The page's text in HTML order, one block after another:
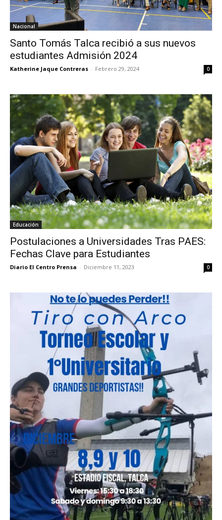
Nacional
Santo Tomás Talca recibió a sus nuevos
estudiantes Admisión 2024
Katherine Jaque Contreras - Febrero 29, 2024 0
Educación
Postulaciones a Universidades Tras PAES:
Fechas Clave para Estudiantes
Diario El Centro Prensa - Diciembre 11, 2023 0